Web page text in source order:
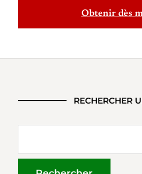
Obtenir dès
RECHERCHER